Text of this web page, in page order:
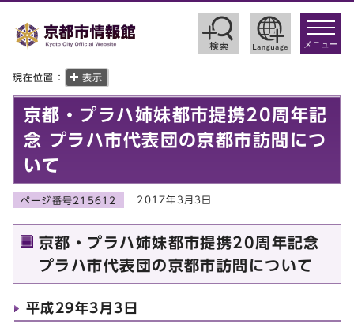
toggle
メニュー
現在位置： 表示
京都・プラハ姉妹都市提携20周年記
念 プラハ市代表団の京都市訪問につ
いて
ページ番号215612 2017年3月3日
京都・プラハ姉妹都市提携20周年記念
プラハ市代表団の京都市訪問について
平成29年3月3日